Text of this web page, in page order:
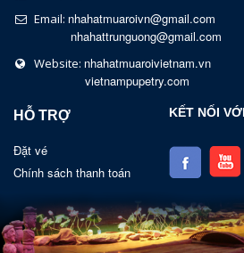
Email: nhahatmuaroivn@gmail.com
nhahattrunguong@gmail.com
Website: nhahatmuaroivietnam.vn
vietnampupetry.com
HỖ TRỢ
Đặt vé
Chính sách thanh toán
KẾT NỐI